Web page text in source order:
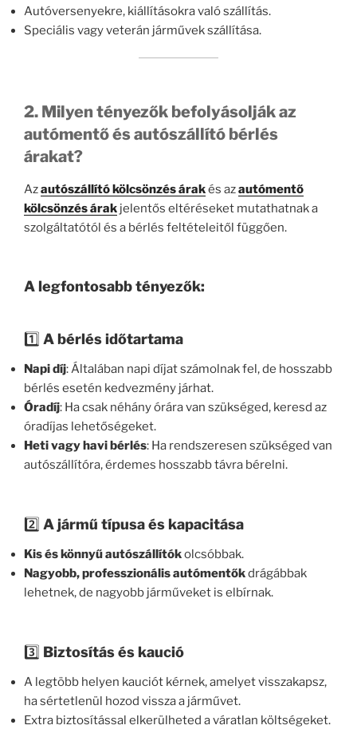
Autóversenyekre, kiállításokra való szállítás.
Speciális vagy veterán járművek szállítása.
2. Milyen tényezők befolyásolják az
autómentő és autószállító bérlés
árakat?
Azautószállító kölcsönzés árakés azautómentő
kölcsönzés árak jelentős eltéréseket mutathatnak a
szolgáltatótól és a bérlés feltételeitől függően.
A legfontosabb tényezők:
1️⃣ A bérlés időtartama
Napi díj: Általában napi díjat számolnak fel, de hosszabb
bérlés esetén kedvezmény járhat.
Óradíj: Ha csak néhány órára van szükséged, keresd az
óradíjas lehetőségeket.
Heti vagy havi bérlés: Ha rendszeresen szükséged van
autószállítóra, érdemes hosszabb távra bérelni.
2️⃣ A jármű típusa és kapacitása
Kis és könnyű autószállítókolcsóbbak.
Nagyobb, professzionális autómentőkdrágábbak
lehetnek, de nagyobb járműveket is elbírnak.
3️⃣ Biztosítás és kaució
A legtöbb helyen kauciót kérnek, amelyet visszakapsz,
ha sértetlenül hozod vissza a járművet.
Extra biztosítással elkerülheted a váratlan költségeket.